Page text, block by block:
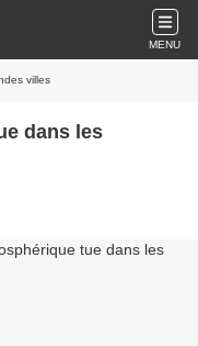
MENU
villes
dans les